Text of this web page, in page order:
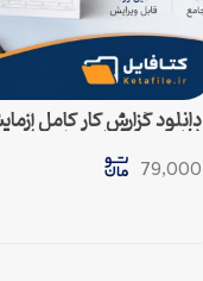
دانلود گزارش کار کامل
(فایل ورد قابل ویرایش)
79,000